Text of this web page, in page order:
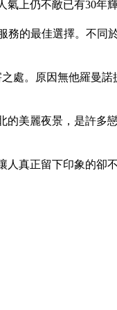
上仍不敵已有30年
的最佳選擇。不
處。原因無他羅曼
美麗夜景，是許
真正留下印象的卻